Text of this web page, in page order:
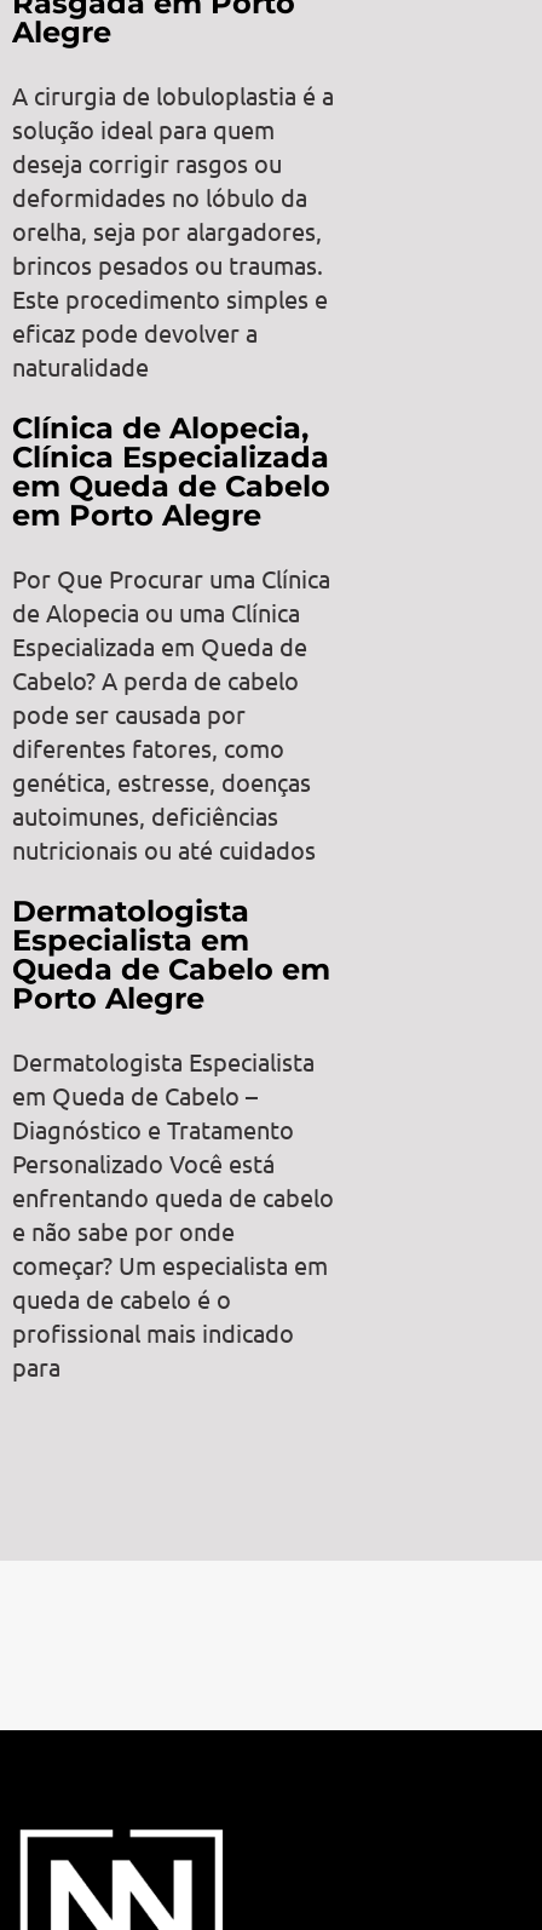
Alegre
A cirurgia de lobuloplastia é a
solução ideal para quem
deseja corrigir rasgos ou
deformidades no lóbulo da
orelha, seja por alargadores,
brincos pesados ou traumas.
Este procedimento simples e
eficaz pode devolver a
naturalidade
Clínica de Alopecia,
Clínica Especializada
em Queda de Cabelo
em Porto Alegre
Por Que Procurar uma Clínica
de Alopecia ou uma Clínica
Especializada em Queda de
Cabelo? A perda de cabelo
pode ser causada por
diferentes fatores, como
genética, estresse, doenças
autoimunes, deficiências
nutricionais ou até cuidados
Dermatologista
Especialista em
Queda de Cabelo em
Porto Alegre
Dermatologista Especialista
em Queda de Cabelo –
Diagnóstico e Tratamento
Personalizado Você está
enfrentando queda de cabelo
e não sabe por onde
começar? Um especialista em
queda de cabelo é o
profissional mais indicado
para